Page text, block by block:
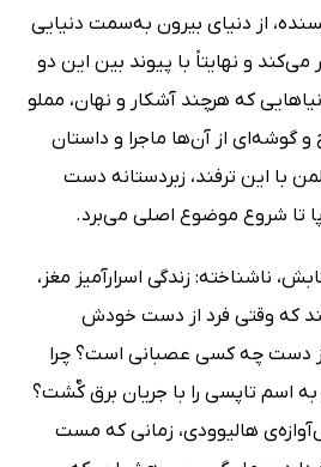
از دنیای بیرون به‌سمت دنیایی
و نهایتاً با پیوند بین این دو
که هرچند آشکار و نهان، مملو
گوشه‌ای از آن‌ها ماجرا و داستان
با این ترفند، زبردستانه دست
تا شروع موضوع اصلی می‌برد.
ناشناخته: زندگی اسرارآمیز مغز،
که وقتی فرد از دست خودش
دست چه کسی عصبانی است؟ چرا
اسم تاپسی را با جریان برق کٌشت؟
هالیوودی، زمانی که مست